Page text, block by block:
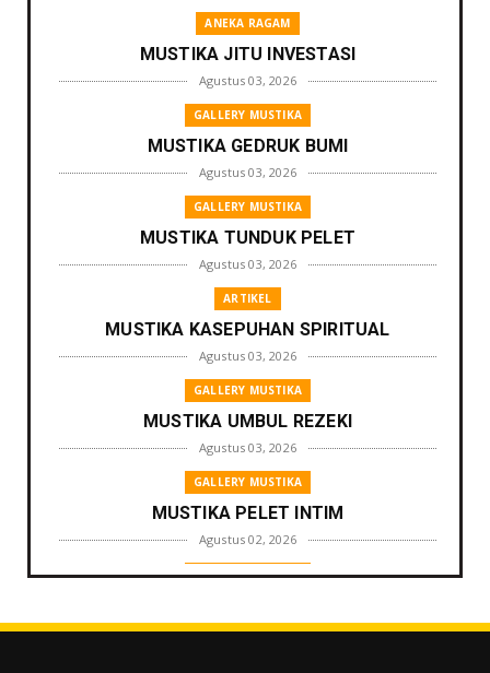
ANEKA RAGAM
MUSTIKA JITU INVESTASI
Agustus 03, 2026
GALLERY MUSTIKA
MUSTIKA GEDRUK BUMI
Agustus 03, 2026
GALLERY MUSTIKA
MUSTIKA TUNDUK PELET
Agustus 03, 2026
ARTIKEL
MUSTIKA KASEPUHAN SPIRITUAL
Agustus 03, 2026
GALLERY MUSTIKA
MUSTIKA UMBUL REZEKI
Agustus 03, 2026
GALLERY MUSTIKA
MUSTIKA PELET INTIM
Agustus 02, 2026
GALLERY MUSTIKA
Agustus 01, 2026